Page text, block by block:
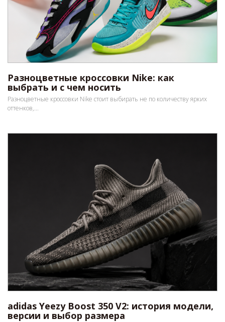
Разноцветные кроссовки Nike: как
выбрать и с чем носить
Разноцветные кроссовки Nike стоит выбирать не по количеству ярких
оттенков,...
adidas Yeezy Boost 350 V2: история модели,
версии и выбор размера